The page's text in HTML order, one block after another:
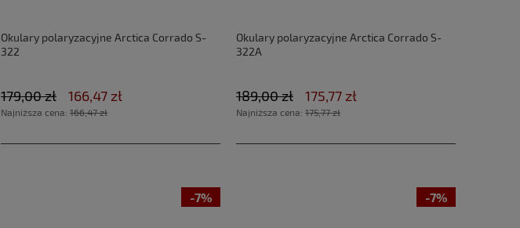
Okulary polaryzacyjne Arctica Corrado S-
322
166,47 zł
179,00 zł
Najniższa cena: 166,47 zł
Okulary polaryzacyjne Arctica Corrado S-
322A
175,77 zł
189,00 zł
Najniższa cena: 175,77 zł
-7% -7%